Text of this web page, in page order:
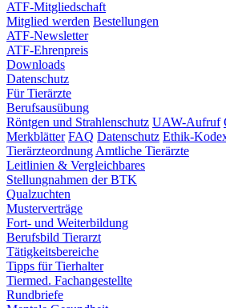
ATF-Mitgliedschaft
Mitglied werden Bestellungen
ATF-Newsletter
ATF-Ehrenpreis
Downloads
Datenschutz
Für Tierärzte
Berufsausübung
Röntgen und Strahlenschutz UAW-Aufruf
Merkblätter FAQ Datenschutz Ethik-
Tierärzteordnung Amtliche Tierärzte
Leitlinien & Vergleichbares
Stellungnahmen der BTK
Qualzuchten
Musterverträge
Fort- und Weiterbildung
Berufsbild Tierarzt
Tätigkeitsbereiche
Tipps für Tierhalter
Tiermed. Fachangestellte
Rundbriefe